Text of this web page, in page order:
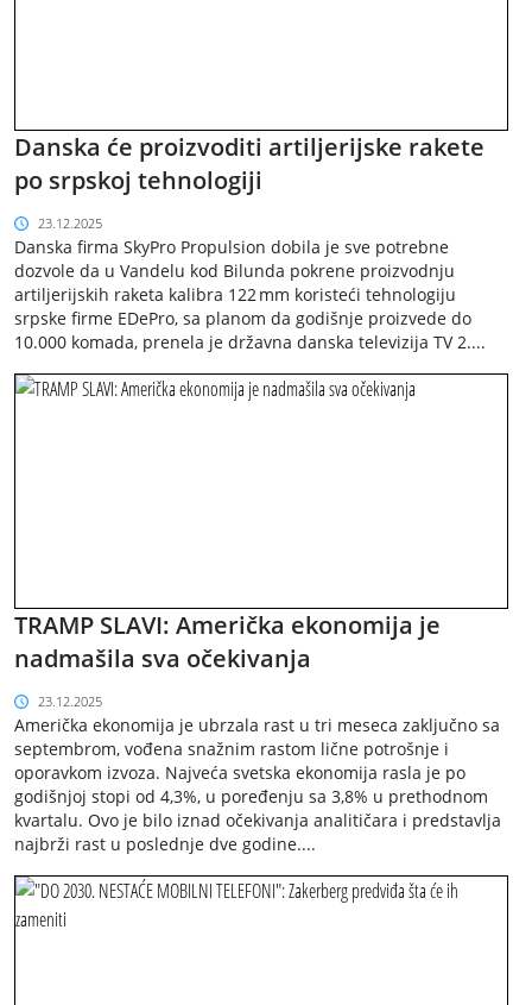
Danska će proizvoditi artiljerijske rakete
po srpskoj tehnologiji
23.12.2025
Danska firma SkyPro Propulsion dobila je sve potrebne
dozvole da u Vandelu kod Bilunda pokrene proizvodnju
artiljerijskih raketa kalibra 122 mm koristeći tehnologiju
srpske firme EDePro, sa planom da godišnje proizvede do
10.000 komada, prenela je državna danska televizija TV 2....
TRAMP SLAVI: Američka ekonomija je
nadmašila sva očekivanja
23.12.2025
Američka ekonomija je ubrzala rast u tri meseca zaključno sa
septembrom, vođena snažnim rastom lične potrošnje i
oporavkom izvoza. Najveća svetska ekonomija rasla je po
godišnjoj stopi od 4,3%, u poređenju sa 3,8% u prethodnom
kvartalu. Ovo je bilo iznad očekivanja analitičara i predstavlja
najbrži rast u poslednje dve godine....